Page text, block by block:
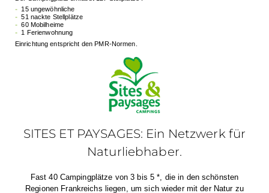
15 ungewöhnliche
51 nackte Stellplätze
60 Mobilheime
1 Ferienwohnung
Einrichtung entspricht den PMR-Normen.
SITES ET PAYSAGES: Ein Netzwerk für
Naturliebhaber.
Fast 40 Campingplätze von 3 bis 5 *, die in den schönsten
Regionen Frankreichs liegen, um sich wieder mit der Natur zu